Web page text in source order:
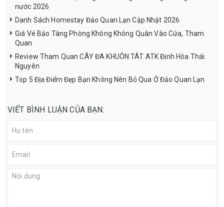
nước 2026
Danh Sách Homestay Đảo Quan Lạn Cập Nhật 2026
Giá Vé Bảo Tàng Phòng Không Không Quân Vào Cửa, Tham
Quan
Review Tham Quan CÂY ĐA KHUÔN TÁT ATK Định Hóa Thái
Nguyên
Top 5 Địa Điểm Đẹp Bạn Không Nên Bỏ Qua Ở Đảo Quan Lạn
VIẾT BÌNH LUẬN CỦA BẠN: